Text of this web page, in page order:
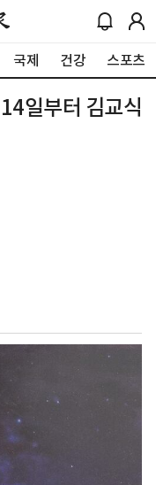
국제 건강 스포츠
일부터 김교식